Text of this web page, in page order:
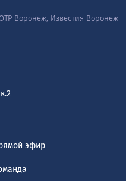
эфир
Воронеж, Известия Воронеж